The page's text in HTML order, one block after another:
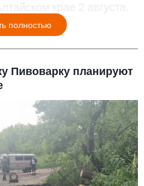
крае 2 августа.
полностью
Пивоварку планируют